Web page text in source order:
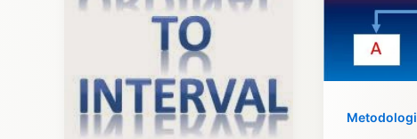
Pengertian,
Metodologi